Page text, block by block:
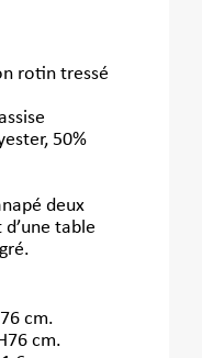
rotin tressé
50%
deux
table
cm.
cm.